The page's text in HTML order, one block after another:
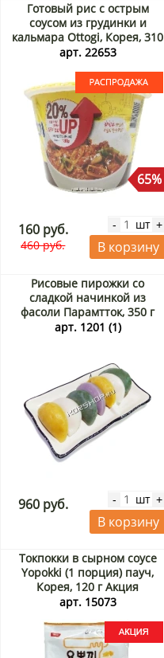
Готовый рис с острым
соусом из грудинки и
кальмара Ottogi, Корея, 310
г. Срок до 01.09.2026.
арт. 22653
65%
160 руб.
460 руб.
- шт +
В корзину
Рисовые пирожки со
сладкой начинкой из
фасоли Парамтток, 350 г
арт. 1201 (1)
960 руб. - шт +
В корзину
Токпокки в сырном соусе
Yopokki (1 порция) пауч,
Корея, 120 г Акция
арт. 15073